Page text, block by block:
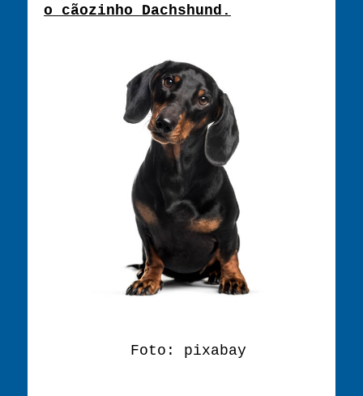
o cãozinho Dachshund.
Foto: pixabay